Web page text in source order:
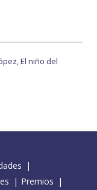
El niño del
Premios